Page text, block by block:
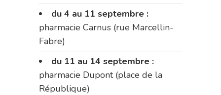
du 4 au 11 septembre :
pharmacie Carnus (rue Marcellin-
Fabre)
du 11 au 14 septembre :
pharmacie Dupont (place de la
République)